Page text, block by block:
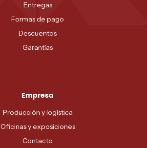
Entregas
Formas de pago
Descuentos
Garantías
Empresa
Producción y logística
Oficinas y exposiciones
Contacto